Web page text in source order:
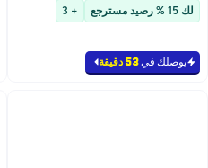
لك 15 % رصيد مسترجع + 3
يوصلك في53 دقيقة